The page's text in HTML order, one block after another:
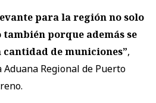
para la región no solo
porque además se
de municiones”,
Regional de Puerto